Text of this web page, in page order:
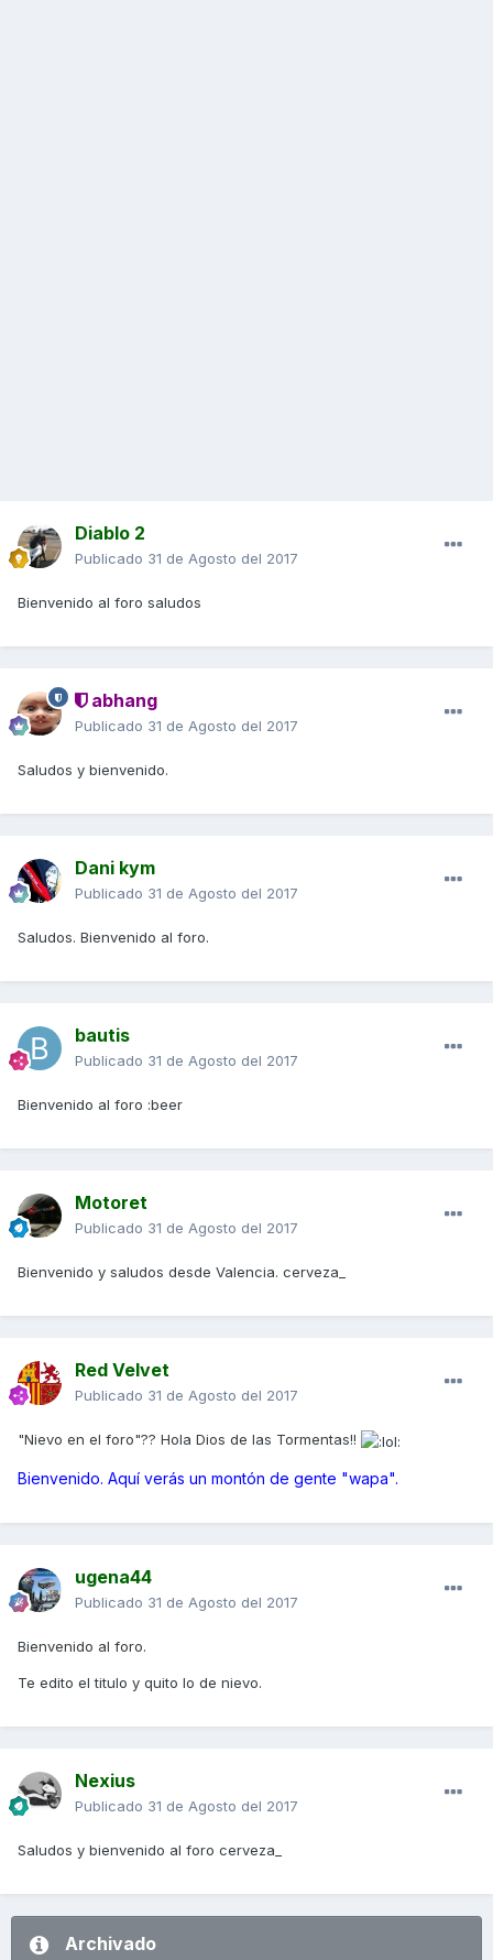
Diablo 2
Publicado 31 de Agosto del 2017
Bienvenido al foro saludos
abhang
Publicado 31 de Agosto del 2017
Saludos y bienvenido.
Dani kym
Publicado 31 de Agosto del 2017
Saludos. Bienvenido al foro.
bautis
Publicado 31 de Agosto del 2017
Bienvenido al foro :beer
Motoret
Publicado 31 de Agosto del 2017
Bienvenido y saludos desde Valencia. cerveza_
Red Velvet
Publicado 31 de Agosto del 2017
"Nievo en el foro"?? Hola Dios de las Tormentas!!
Bienvenido. Aquí verás un montón de gente "wapa".
ugena44
Publicado 31 de Agosto del 2017
Bienvenido al foro.
Te edito el titulo y quito lo de nievo.
Nexius
Publicado 31 de Agosto del 2017
Saludos y bienvenido al foro cerveza_
Archivado